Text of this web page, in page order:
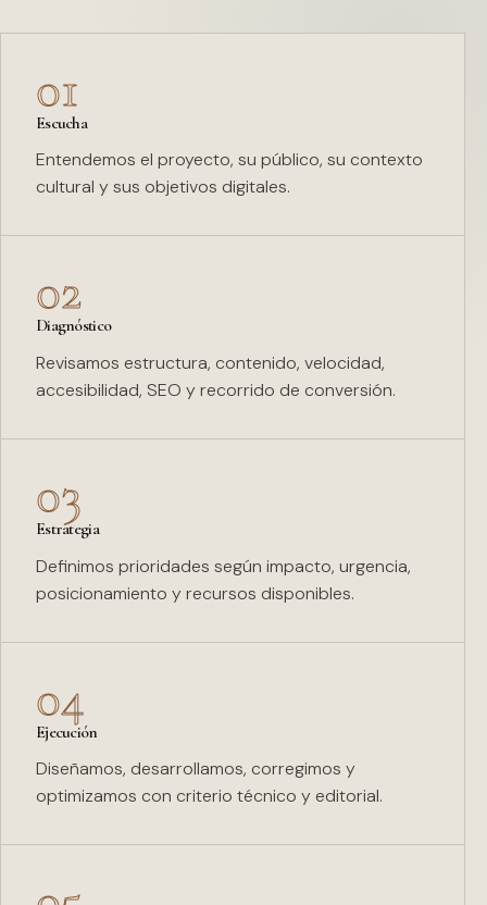
01
Escucha
Entendemos el proyecto, su público, su contexto
cultural y sus objetivos digitales.
02
Diagnóstico
Revisamos estructura, contenido, velocidad,
accesibilidad, SEO y recorrido de conversión.
03
Estrategia
Definimos prioridades según impacto, urgencia,
posicionamiento y recursos disponibles.
04
Ejecución
Diseñamos, desarrollamos, corregimos y
optimizamos con criterio técnico y editorial.